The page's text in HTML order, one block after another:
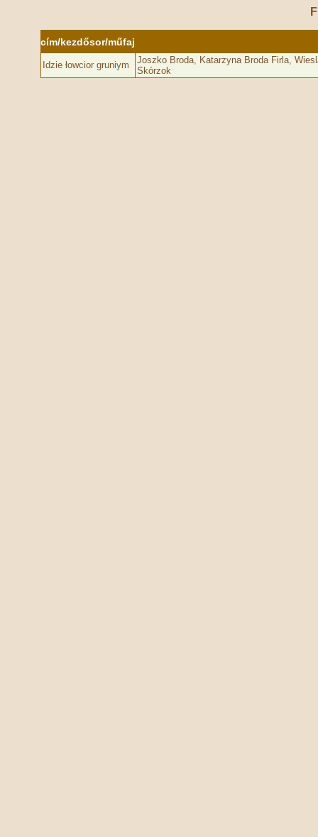
cím/kezdősor/műfaj
Idzie łowcior gruniym
Joszko Broda, Katarzyna Broda Firla,
Skórzok